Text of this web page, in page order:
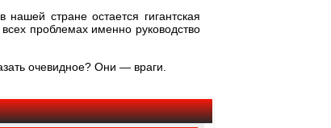
стране остается гигантская
проблемах именно руководство
очевидное? Они — враги.